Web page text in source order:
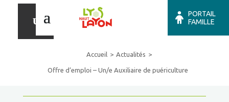
PORTAIL
FAMILLE
Accueil Actualités
Offre d’emploi – Un/e Auxiliaire de puériculture